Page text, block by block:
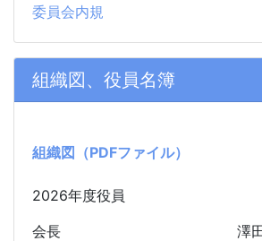
委員会内規
組織図、役員名簿
組織図（PDFファイル）
2026年度役員
会長
澤